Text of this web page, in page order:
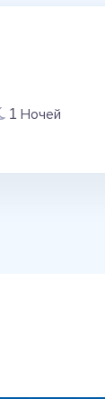
1 Ночей